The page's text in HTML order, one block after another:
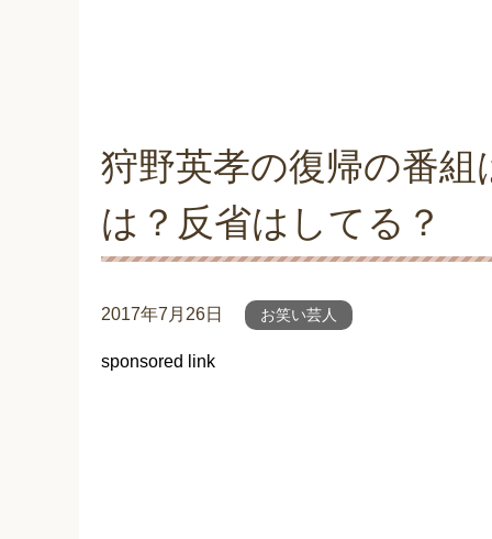
狩野英孝の復帰の番
は？反省はしてる？
2017年7月26日 お笑い芸人
sponsored link